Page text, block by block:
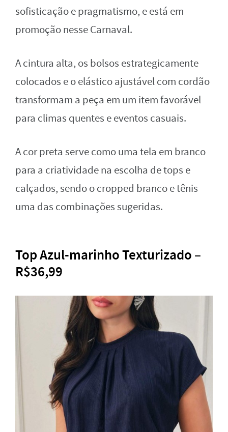
sofisticação e pragmatismo, e está em
promoção nesse Carnaval.
A cintura alta, os bolsos estrategicamente
colocados e o elástico ajustável com cordão
transformam a peça em um item favorável
para climas quentes e eventos casuais.
A cor preta serve como uma tela em branco
para a criatividade na escolha de tops e
calçados, sendo o cropped branco e tênis
uma das combinações sugeridas.
Top Azul-marinho Texturizado –
R$36,99